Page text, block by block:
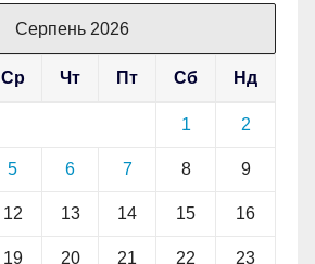
Серпень 2026
Ср Чт Пт Сб Нд
1 2
5 6 7 8 9
12 13 14 15 16
19 20 21 22 23